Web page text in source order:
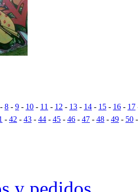
- 8 - 9 - 10 - 11 - 12 - 13 - 14 - 15 - 16 - 17
- 42 - 43 - 44 - 45 - 46 - 47 - 48 - 49 - 50